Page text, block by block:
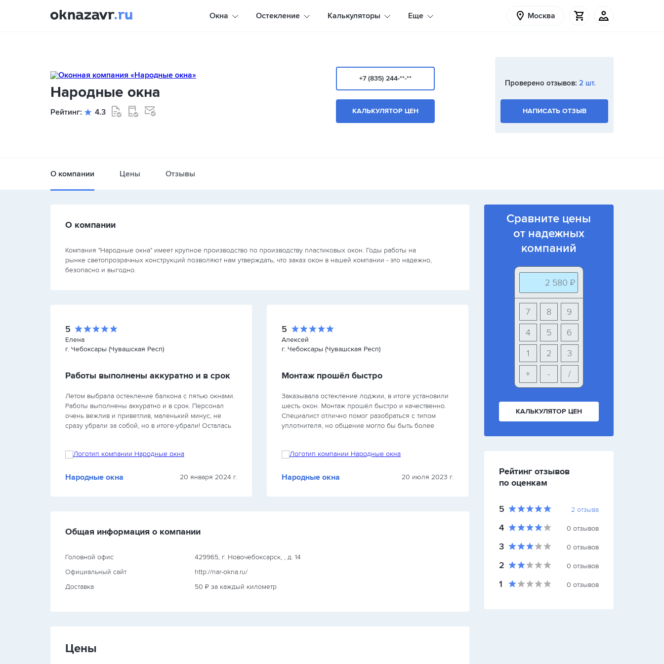
Окна Остекление Калькуляторы Еще Москва
Народные окна
Рейтинг: 4.3
+7 (835) 244-**-**
КАЛЬКУЛЯТОР ЦЕН
Проверено отзывов: 2 шт.
НАПИСАТЬ ОТЗЫВ
О компании Цены Отзывы
О компании
Компания "Народные окна" имеет крупное производство по производству пластиковых окон. Годы работы на
рынке светопрозрачных конструкций позволяют нам утверждать, что заказ окон в нашей компании - это надежно,
безопасно и выгодно.
5
Елена
г. Чебоксары (Чувашская Респ)
Работы выполнены аккуратно и в срок
Летом выбрала остекление балкона с пятью окнами.
Работы выполнены аккуратно и в срок. Персонал
очень вежлив и приветлив, маленький минус, не
сразу убрали за собой, но в итоге-убрали! Осталась
Народные окна 20 января 2024 г.
5
Алексей
г. Чебоксары (Чувашская Респ)
Монтаж прошёл быстро
Заказывала остекление лоджии, в итоге установили
шесть окон. Монтаж прошёл быстро и качественно.
Специалист отлично помог разобраться с типом
уплотнителя, но общение могло бы быть более
Народные окна 20 июля 2023 г.
г. Чебоксары (Чувашская Респ)
Работы выполнены аккуратно и в срок
Работы выполнены аккуратно и в срок. Персонал
очень вежлив и приветлив, маленький минус, не
довольна результатом, но поставлю 4
Народные окна
Общая информация о компании
Головной офис
429965, г. Новочебоксарск, , д. 14
Официальный сайт
http://nar-okna.ru/
Доставка
50 ₽ за каждый километр
Цены
Сравните цены
от надежных
компаний
2 580 ₽
9
8
7
6
5
4
3
2
1
+
- /
КАЛЬКУЛЯТОР ЦЕН
Рейтинг отзывов
по оценкам
5 2 отзыва
4 0 отзывов
3 0 отзывов
2 0 отзывов
1 0 отзывов